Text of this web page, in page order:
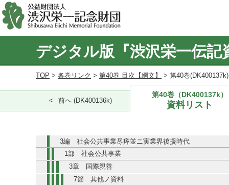
デジタル版『渋沢栄一伝記
TOP > 各巻リンク > 第40巻 目次【綱文】 > 第40巻
前へ (DK400136k)
第40巻（DK400137k）
資料リスト
3編 社会公共事業尽瘁並ニ実業界後援時代
1部 社会公共事業
3章 国際親善
7節 其他ノ資料